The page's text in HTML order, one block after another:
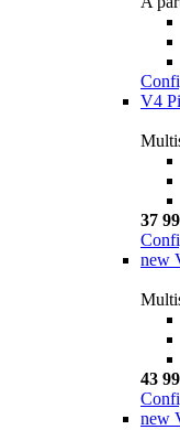
V4
37
new
43
new